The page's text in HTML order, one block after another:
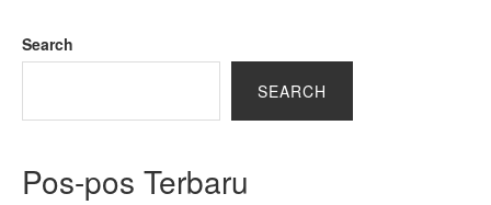
Search
SEARCH
Pos-pos Terbaru